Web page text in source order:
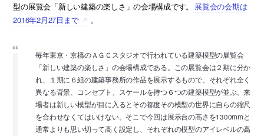
型の展覧会「新しい建築の楽しさ」の会場構成です。
展覧会の会期は
2016年2月27日まで
。
毎年東京・京橋のＡＧＣスタジオで行われている建築模型の展覧会
「新しい建築の楽しさ」の会場構成である。この展覧会は２期に分か
れ、１期に６組の建築事務所の作品を展示するもので、それぞれ全く
異なる背景、コンセプト、スケールを持つ６つの建築模型が並ぶ。来
場者は新しい模型が目に入るとその都度その模型の世界に自らの縮尺
を合わせなくてはいけない。そこで今回は展示台の高さを1300mmと
通常よりも思い切って高く設定し、それぞれの模型のアイレベルの高